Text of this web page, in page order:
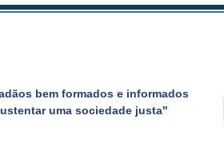
bem formados e informados
uma sociedade justa"